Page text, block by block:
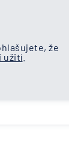
že
užití